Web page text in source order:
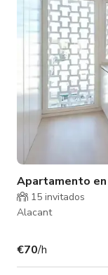
ofrece:
15 invitados
Alacant
€70/h